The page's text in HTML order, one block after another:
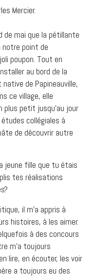
Mercier.
de mai que la pétillante
point de
poupon. Tout en
au bord de la
de Papineauville,
ce village, elle
plus petit jusqu’au jour
collégiales à
de découvrir autre
jeune fille que tu étais
tes réalisations
il m’a appris à
histoires, à les aimer.
à des concours
m’a toujours
lire, en écouter, les voir
a toujours eu des